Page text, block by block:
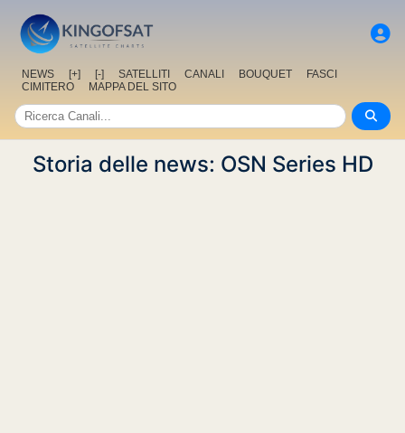
NEWS [+] [-] SATELLITI CANALI BOUQUET
FASCI
CIMITERO
MAPPA DEL SITO
Storia delle news: OSN Series HD